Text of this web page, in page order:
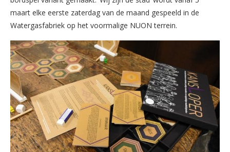
maart elke eerste zaterdag van de maand gespeeld in de
Watergasfabriek op het voormalige NUON terrein.